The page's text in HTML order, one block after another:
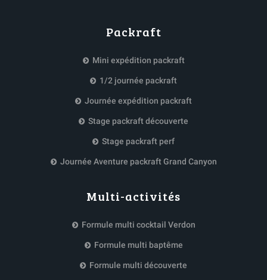
Packraft
Mini expédition packraft
1/2 journée packraft
Journée expédition packraft
Stage packraft découverte
Stage packraft perf
Journée Aventure packraft Grand Canyon
Multi-activités
Formule multi cocktail Verdon
Formule multi baptême
Formule multi découverte